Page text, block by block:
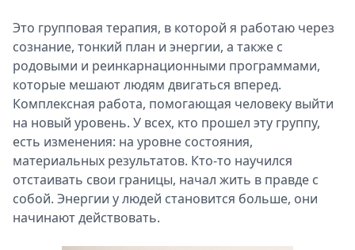
Это групповая терапия, в которой я работаю через
сознание, тонкий план и энергии, а также с
родовыми и реинкарнационными программами,
которые мешают людям двигаться вперед.
Комплексная работа, помогающая человеку выйти
на новый уровень. У всех, кто прошел эту группу,
есть изменения: на уровне состояния,
материальных результатов. Кто-то научился
отстаивать свои границы, начал жить в правде с
собой. Энергии у людей становится больше, они
начинают действовать.